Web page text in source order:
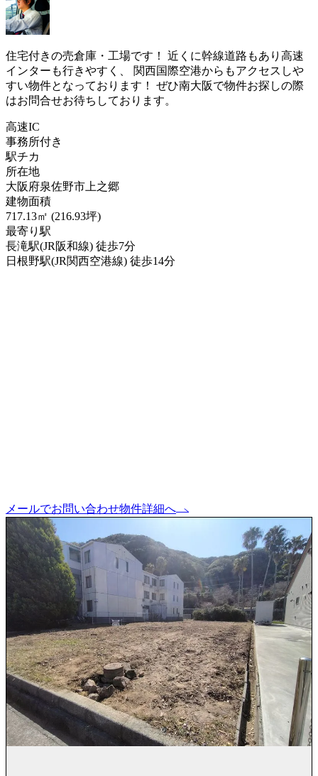
住宅付きの売倉庫・工場です！ 近くに幹線道路もあり高速
インターも行きやすく、 関西国際空港からもアクセスしや
すい物件となっております！ ぜひ南大阪で物件お探しの際
はお問合せお待ちしております。
高速IC
事務所付き
駅チカ
所在地
大阪府泉佐野市上之郷
建物面積
717.13㎡ (216.93坪)
最寄り駅
長滝駅(JR阪和線) 徒歩7分
日根野駅(JR関西空港線) 徒歩14分
メールでお問い合わせ物件詳細へ